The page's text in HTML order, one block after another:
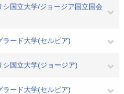
国立大学/ジョージア国立国会
ード大学(セルビア)
国立大学(ジョージア)
ード大学(セルビア)